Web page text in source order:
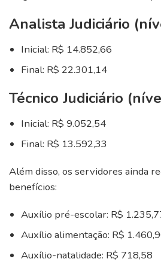
Analista Judiciário
Inicial: R$ 14.852,66
Final: R$ 22.301,14
Técnico Judiciário
Inicial: R$ 9.052,54
Final: R$ 13.592,33
Além disso, os servidores ainda
benefícios:
Auxílio pré-escolar: R$
Auxílio alimentação: R$
Auxílio-natalidade: R$ 718,58